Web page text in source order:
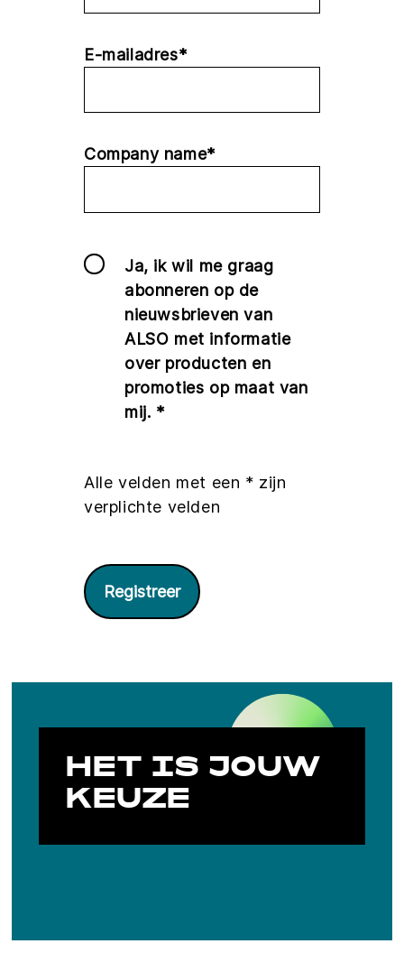
E-mailadres*
Company name*
Ja, ik wil me graag
abonneren op de
nieuwsbrieven van
ALSO met informatie
over producten en
promoties op maat van
mij. *
Alle velden met een * zijn
verplichte velden
Registreer
HET IS JOUW
KEUZE